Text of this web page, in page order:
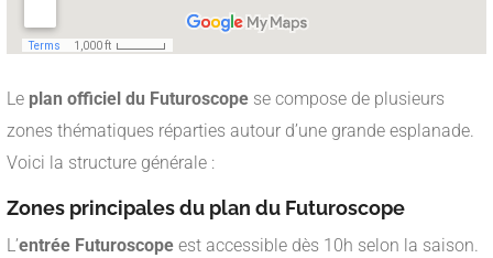
Le plan officiel du Futuroscope se compose de plusieurs
zones thématiques réparties autour d’une grande esplanade.
Voici la structure générale :
Zones principales du plan du Futuroscope
L’entrée Futuroscope est accessible dès 10h selon la saison.